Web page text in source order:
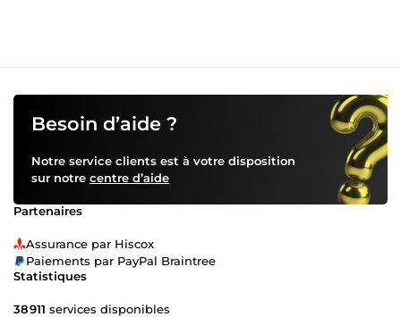
Besoin d’aide ?
Notre service clients est à votre disposition
sur notre centre d’aide
Partenaires
Assurance par Hiscox
Paiements par PayPal Braintree
Statistiques
38 911 services disponibles